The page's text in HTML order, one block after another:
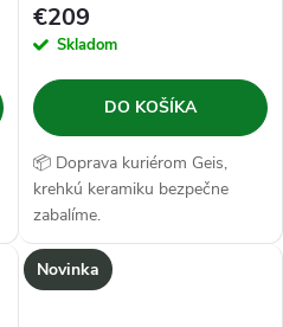
batériu, biela
€209
Skladom
DO KOŠÍKA
📦 Doprava kuriérom Geis,
krehkú keramiku bezpečne
zabalíme.
Novinka